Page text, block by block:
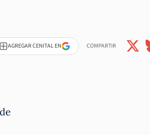
AGREGAR CENITAL EN COMPARTIR